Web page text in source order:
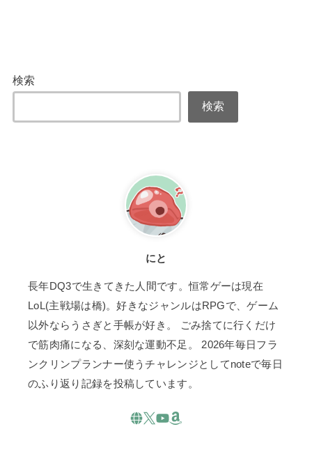
検索
検索
にと
長年DQ3で生きてきた人間です。恒常ゲーは現在
LoL(主戦場は橋)。好きなジャンルはRPGで、ゲーム
以外ならうさぎと手帳が好き。 ごみ捨てに行くだけ
で筋肉痛になる、深刻な運動不足。 2026年毎日フラ
ンクリンプランナー使うチャレンジとしてnoteで毎日
のふり返り記録を投稿しています。